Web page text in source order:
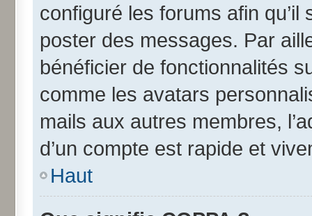
configuré les forums afin
poster des messages. Par
bénéficier de fonctionnalités
comme les avatars
mails aux autres membres,
d’un compte est rapide et
Haut